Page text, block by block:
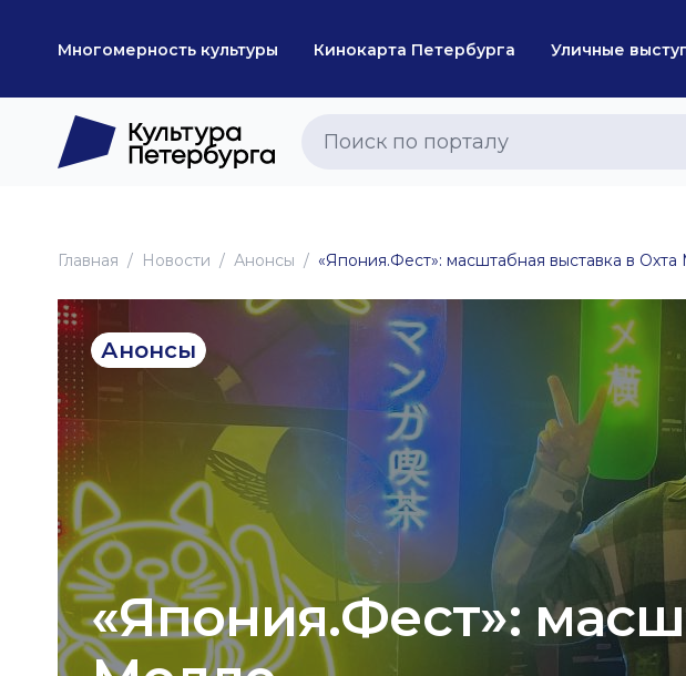
Многомерность культуры Кинокарта Петербурга Уличные
Главная Новоcти Анонсы «Япония.Фест»: масштабная выставка в Охта
Анонсы
«Япония.Фест»: